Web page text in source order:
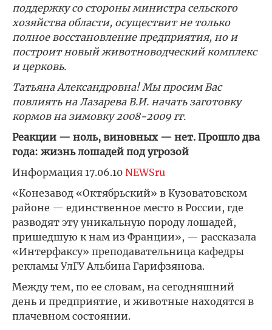
поддержку со стороны министра сельского
хозяйства области, осуществит не только
полное восстановление предприятия, но и
построит новый животноводческий комплекс
и церковь.
Татьяна Александровна! Мы просим Вас
повлиять на Лазарева В.И. начать заготовку
кормов на зимовку 2008-2009 гг.
Реакции — ноль, виновных — нет. Прошло два
года: жизнь лошадей под угрозой
Информация 17.06.10 NEWSru
«Конезавод «Октябрьский» в Кузоватовском
районе — единственное место в России, где
разводят эту уникальную породу лошадей,
пришедшую к нам из Франции», — рассказала
«Интерфаксу» преподавательница кафедры
рекламы УлГУ Альбина Гарифзянова.
Между тем, по ее словам, на сегодняшний
день и предприятие, и животные находятся в
плачевном состоянии.